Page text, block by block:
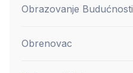
Obrazovanje Budućnosti
Obrenovac